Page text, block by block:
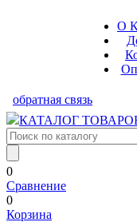
О
обратная связь
КАТАЛОГ
0
Сравнение
0
Корзина